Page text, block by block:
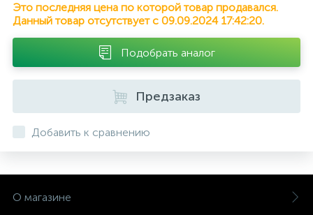
Это последняя цена по которой товар продавался.
Данный товар отсутствует с 09.09.2024 17:42:20.
Подобрать аналог
Предзаказ
Добавить к сравнению
О магазине